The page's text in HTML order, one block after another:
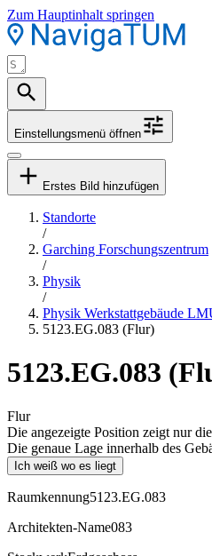
Zum Hauptinhalt springen
Einstellungsmenü öffnen
Erstes Bild hinzufügen
Standorte
/
Garching Forschungszentrum
/
Physik
/
Physik Werkstattgebäude
5123.EG.083 (Flur)
5123.EG.083
Flur
Die angezeigte Position zeigt nur
Die genaue Lage innerhalb des
Ich weiß wo es liegt
Raumkennung5123.EG.083
Architekten-Name083